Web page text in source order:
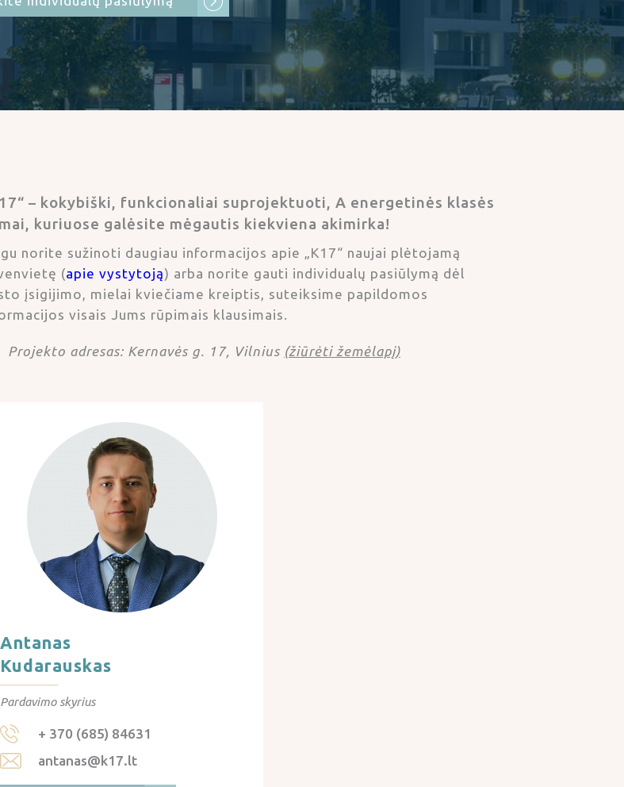
– kokybiški, funkcionaliai suprojektuoti, A energetinės klasės
kuriuose galėsite mėgautis kiekviena akimirka!
norite sužinoti daugiau informacijos apie „K17“ naujai plėtojamą
(apie vystytoją) arba norite gauti individualų pasiūlymą dėl
įsigijimo, mielai kviečiame kreiptis, suteiksime papildomos
visais Jums rūpimais klausimais.
Projekto adresas: Kernavės g. 17, Vilnius (žiūrėti žemėlapį)
Antanas
Kudarauskas
Pardavimo skyrius
+ 370 (685) 84631
antanas@k17.lt